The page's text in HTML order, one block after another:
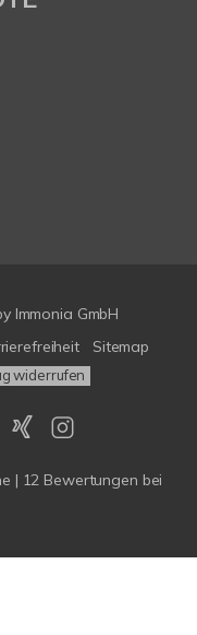
Immonia GmbH
Sitemap
widerrufen
| 12 Bewertungen bei